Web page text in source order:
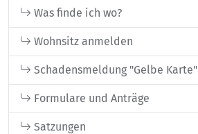
Was finde ich wo?
Wohnsitz anmelden
Schadensmeldung "Gelbe Karte"
Formulare und Anträge
Satzungen